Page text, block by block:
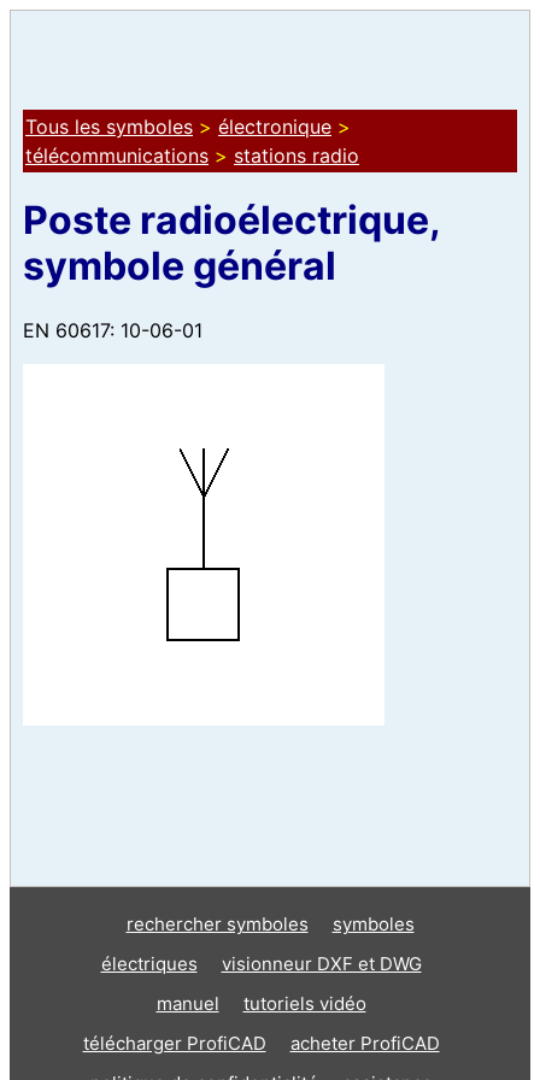
Tous les symboles > électronique >
télécommunications > stations radio
Poste radioélectrique,
symbole général
EN 60617: 10-06-01
rechercher symboles
symboles
électriques
visionneur DXF et DWG
manuel
tutoriels vidéo
télécharger ProfiCAD
acheter ProfiCAD